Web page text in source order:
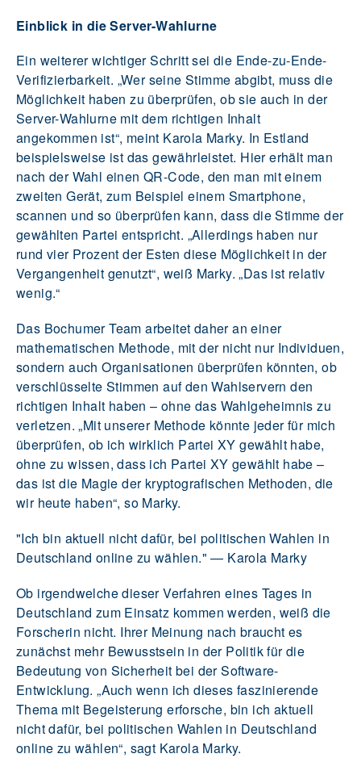
Einblick in die Server-Wahlurne
Ein weiterer wichtiger Schritt sei die Ende-zu-Ende-
Verifizierbarkeit. „Wer seine Stimme abgibt, muss die
Möglichkeit haben zu überprüfen, ob sie auch in der
Server-Wahlurne mit dem richtigen Inhalt
angekommen ist“, meint Karola Marky. In Estland
beispielsweise ist das gewährleistet. Hier erhält man
nach der Wahl einen QR-Code, den man mit einem
zweiten Gerät, zum Beispiel einem Smartphone,
scannen und so überprüfen kann, dass die Stimme der
gewählten Partei entspricht. „Allerdings haben nur
rund vier Prozent der Esten diese Möglichkeit in der
Vergangenheit genutzt“, weiß Marky. „Das ist relativ
wenig.“
Das Bochumer Team arbeitet daher an einer
mathematischen Methode, mit der nicht nur Individuen,
sondern auch Organisationen überprüfen könnten, ob
verschlüsselte Stimmen auf den Wahlservern den
richtigen Inhalt haben – ohne das Wahlgeheimnis zu
verletzen. „Mit unserer Methode könnte jeder für mich
überprüfen, ob ich wirklich Partei XY gewählt habe,
ohne zu wissen, dass ich Partei XY gewählt habe –
das ist die Magie der kryptografischen Methoden, die
wir heute haben“, so Marky.
"Ich bin aktuell nicht dafür, bei politischen Wahlen in
Deutschland online zu wählen." — Karola Marky
Ob irgendwelche dieser Verfahren eines Tages in
Deutschland zum Einsatz kommen werden, weiß die
Forscherin nicht. Ihrer Meinung nach braucht es
zunächst mehr Bewusstsein in der Politik für die
Bedeutung von Sicherheit bei der Software-
Entwicklung. „Auch wenn ich dieses faszinierende
Thema mit Begeisterung erforsche, bin ich aktuell
nicht dafür, bei politischen Wahlen in Deutschland
online zu wählen“, sagt Karola Marky.